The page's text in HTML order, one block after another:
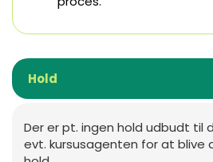
Hold
Der er pt. ingen hold udbudt til
evt. kursusagenten for at blive